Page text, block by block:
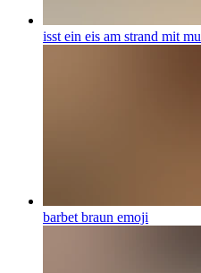
isst ein eis am strand mit
barbet braun emoji